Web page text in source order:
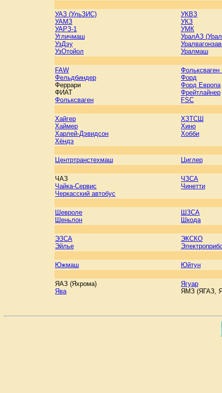
УАЗ (УльЗИС)
УАМЗ
УАРЗ-1
Угличмаш
УзДэу
УзОтойол
УКВЗ
УКЗ
УМК
УралАЗ
Уралмаш
FAW
Фельдбиндер
Феррари
ФИАТ
Фольксваген
Фольксваген
Форд
Форд Европа
Фрейтлайнер
FSC
Хайгер
Хаймер
Харлей-Дэвидсон
Хёндэ
ХЗТСШ
Хино
Хобби
Центртранстехмаш Циглер
ЧАЗ
Чайка-Сервис
Черкасский автобус
ЧЗСА
Чинетти
Шевроле
Шеньлон
ШЗСА
Шкода
ЭЗСА
Эйлье
ЭКСКО
Южмаш Юйтун
ЯАЗ (Яхрома)
Ява
Ягуар
ЯМЗ (ЯГАЗ,